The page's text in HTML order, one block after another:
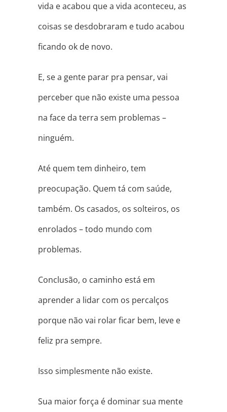
vida e acabou que a vida aconteceu, as
coisas se desdobraram e tudo acabou
ficando ok de novo.
E, se a gente parar pra pensar, vai
perceber que não existe uma pessoa
na face da terra sem problemas –
ninguém.
Até quem tem dinheiro, tem
preocupação. Quem tá com saúde,
também. Os casados, os solteiros, os
enrolados – todo mundo com
problemas.
Conclusão, o caminho está em
aprender a lidar com os percalços
porque não vai rolar ficar bem, leve e
feliz pra sempre.
Isso simplesmente não existe.
Sua maior força é dominar sua mente